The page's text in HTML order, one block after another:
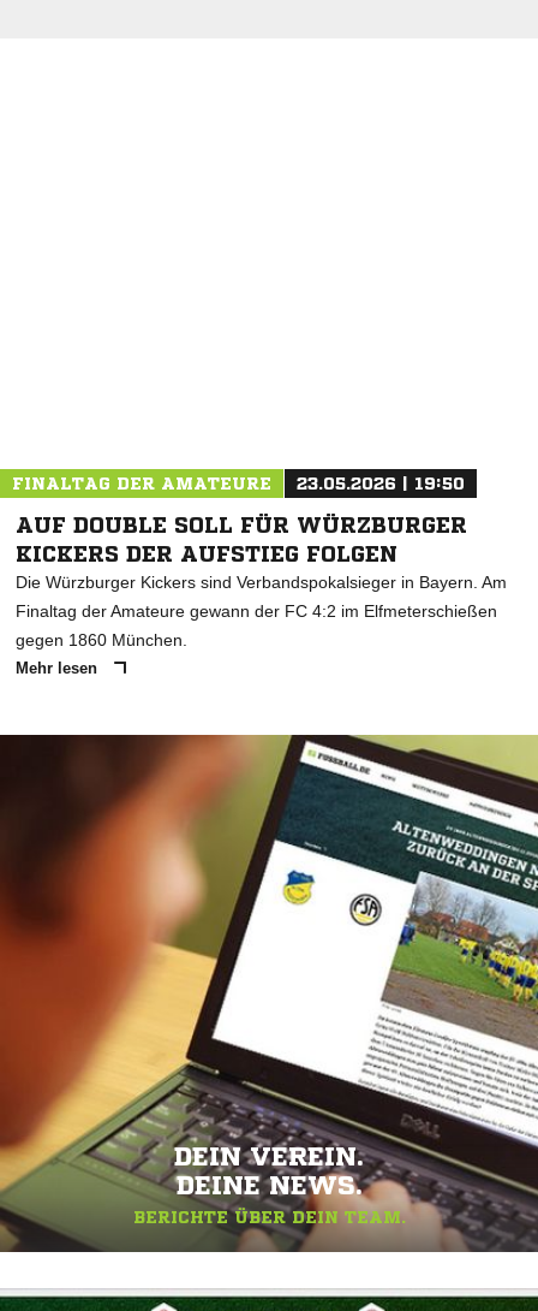
FINALTAG DER AMATEURE 23.05.2026 | 19:50
AUF DOUBLE SOLL FÜR WÜRZBURGER
KICKERS DER AUFSTIEG FOLGEN
Die Würzburger Kickers sind Verbandspokalsieger in Bayern. Am
Finaltag der Amateure gewann der FC 4:2 im Elfmeterschießen
gegen 1860 München.
Mehr lesen
DEIN VEREIN.
DEINE NEWS.
BERICHTE ÜBER DEIN TEAM.